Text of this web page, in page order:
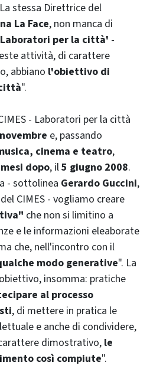
stessa Direttrice del
La Face, non manca di
per la città' -
attività, di carattere
abbiano l'obiettivo di
".
- Laboratori per la città
e, passando
cinema e teatro,
dopo, il5 giugno 2008.
- sottolinea Gerardo Guccini,
CIMES - vogliamo creare
che non si limitino a
e le informazioni eleaborate
che, nell'incontro con il
modo generative". La
insomma: pratiche
al processo
, di mettere in pratica le
e anche di condividere,
dimostrativo, le
così compiute".